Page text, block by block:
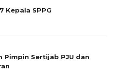
Kepala SPPG
Pimpin Sertijab PJU dan